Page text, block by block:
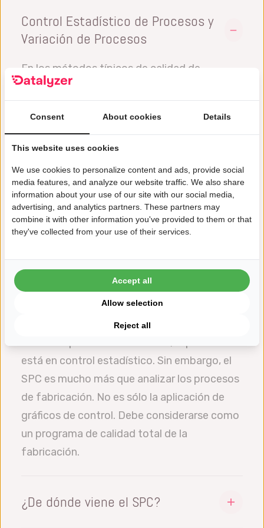
Control Estadístico de Procesos y
Variación de Procesos
En los métodos típicos de calidad de
fabricación, las mediciones se comparan con
los límites de especificación y el resultado es
una decisión de pasa/no pasa. No hay
normal para el proceso y mantenerlo
mediante una supervisión continua del
mismo. Si se produce una desviación de la
variación normal, se ha producido una
proceso.
El SPC proporciona las técnicas para medir,
registrar, analizar y tomar decisiones. Cuando
se eliminan todas las perturbaciones o
está en control estadístico. Sin embargo, el
SPC es mucho más que analizar los procesos
de fabricación. No es sólo la aplicación de
gráficos de control. Debe considerarse como
un programa de calidad total de la
fabricación.
¿De dónde viene el SPC?
Consent About cookies Details
This website uses cookies
We use cookies to personalize content and ads, provide social
media features, and analyze our website traffic. We also share
information about your use of our site with our social media,
advertising, and analytics partners. These partners may
combine it with other information you've provided to them or that
they've collected from your use of their services.
Reject all
Allow selection
Accept all